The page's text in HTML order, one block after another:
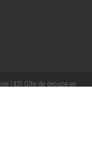
(43) Gîte de groupe en